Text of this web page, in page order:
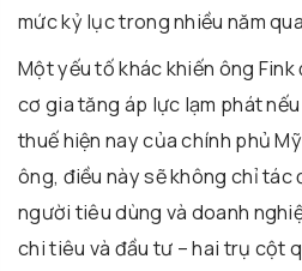
mức kỷ lục trong nhiều năm
Một yếu tố khác khiến ông
cơ gia tăng áp lực lạm phát
thuế hiện nay của chính phủ
ông, điều này sẽ không chỉ
người tiêu dùng và doanh
chi tiêu và đầu tư – hai trụ cột